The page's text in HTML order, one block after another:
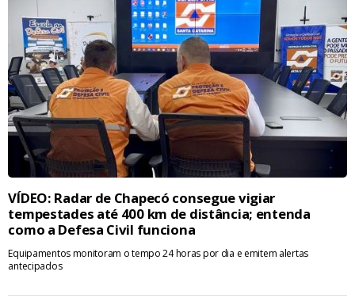
VÍDEO: Radar de Chapecó consegue vigiar
tempestades até 400 km de distância; entenda
como a Defesa Civil funciona
Equipamentos monitoram o tempo 24 horas por dia e emitem alertas
antecipados